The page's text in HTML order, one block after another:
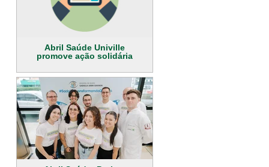
Abril Saúde Univille
promove ação solidária